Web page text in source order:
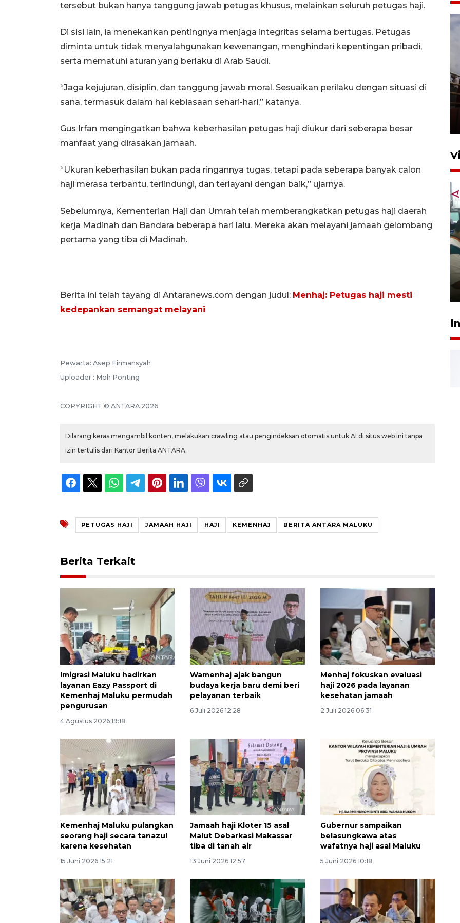
tersebut bukan hanya tanggung jawab petugas khusus, melainkan seluruh petugas haji.
Di sisi lain, ia menekankan pentingnya menjaga integritas selama bertugas. Petugas
diminta untuk tidak menyalahgunakan kewenangan, menghindari kepentingan pribadi,
serta mematuhi aturan yang berlaku di Arab Saudi.
“Jaga kejujuran, disiplin, dan tanggung jawab moral. Sesuaikan perilaku dengan situasi di
sana, termasuk dalam hal kebiasaan sehari-hari,” katanya.
Gus Irfan mengingatkan bahwa keberhasilan petugas haji diukur dari seberapa besar
manfaat yang dirasakan jamaah.
“Ukuran keberhasilan bukan pada ringannya tugas, tetapi pada seberapa banyak calon
haji merasa terbantu, terlindungi, dan terlayani dengan baik,” ujarnya.
Sebelumnya, Kementerian Haji dan Umrah telah memberangkatkan petugas haji daerah
kerja Madinah dan Bandara beberapa hari lalu. Mereka akan melayani jamaah gelombang
pertama yang tiba di Madinah.
Berita ini telah tayang di Antaranews.com dengan judul: Menhaj: Petugas haji mesti
kedepankan semangat melayani
Pewarta: Asep Firmansyah
Uploader : Moh Ponting
COPYRIGHT © ANTARA 2026
Dilarang keras mengambil konten, melakukan crawling atau pengindeksan otomatis untuk AI di situs web ini tanpa
izin tertulis dari Kantor Berita ANTARA.
PETUGAS HAJI JAMAAH HAJI HAJI KEMENHAJ BERITA ANTARA MALUKU
Berita Terkait
Imigrasi Maluku hadirkan
layanan Eazy Passport di
Kemenhaj Maluku permudah
pengurusan
4 Agustus 2026 19:18
Wamenhaj ajak bangun
budaya kerja baru demi beri
pelayanan terbaik
6 Juli 2026 12:28
Menhaj fokuskan evaluasi
haji 2026 pada layanan
kesehatan jamaah
2 Juli 2026 06:31
Kemenhaj Maluku pulangkan
seorang haji secara tanazul
karena kesehatan
15 Juni 2026 15:21
Jamaah haji Kloter 15 asal
Malut Debarkasi Makassar
tiba di tanah air
13 Juni 2026 12:57
Gubernur sampaikan
belasungkawa atas
wafatnya haji asal Maluku
5 Juni 2026 10:18
Unjuk rasa protes penataan
Pasar Higienis
160 ribu sambungan baru
jaringan gas 2026
2026-08-07 18:00:00